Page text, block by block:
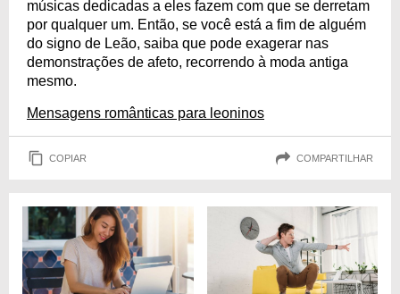
músicas dedicadas a eles fazem com que se derretam
por qualquer um. Então, se você está a fim de alguém
do signo de Leão, saiba que pode exagerar nas
demonstrações de afeto, recorrendo à moda antiga
mesmo.
Mensagens românticas para leoninos
COPIAR COMPARTILHAR